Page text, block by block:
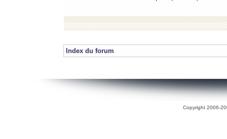
Index du forum
Copyright 2006-